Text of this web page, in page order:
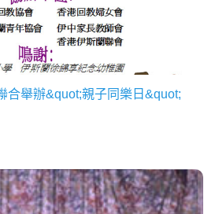
合舉辦&quot;親子同樂日&quot;